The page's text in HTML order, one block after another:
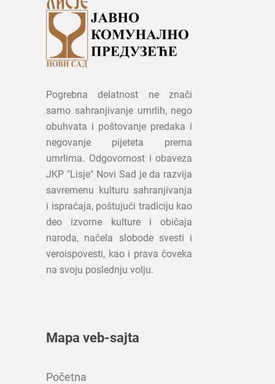
Pogrebna delatnost ne znači
samo sahranjivanje umrlih, nego
obuhvata i poštovanje predaka i
negovanje pijeteta prema
umrlima. Odgovornost i obaveza
JKP "Lisje" Novi Sad je da razvija
savremenu kulturu sahranjivanja
i ispraćaja, poštujući tradiciju kao
deo izvorne kulture i običaja
naroda, načela slobode svesti i
veroispovesti, kao i prava čoveka
na svoju poslednju volju.
Mapa veb-sajta
Početna